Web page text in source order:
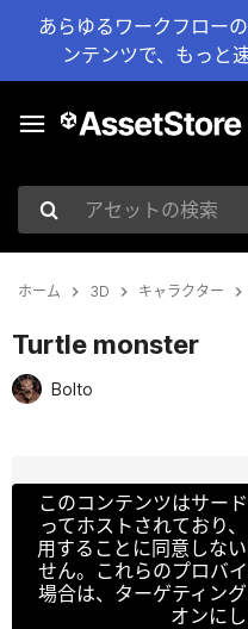
あらゆるワークフロー
ンテンツで、もっと
アセットの検索
ホーム 3D キャラクター
Turtle monster
Bolto
このコンテンツはサー
ってホストされており
用することに同意しな
せん。これらのプロバ
場合は、ターゲティン
オンに